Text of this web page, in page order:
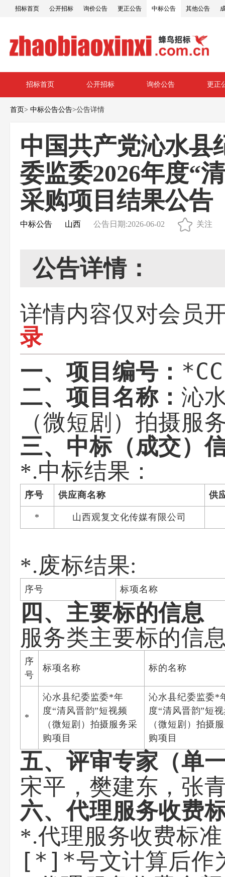
招标首页 公开招标 询价公告 更正公告 中标公告 其他公告
招标首页 公开招标 询价公告 更正
首页> 中标公告公告>公告详情
中国共产党沁水县
委监委2026年度“
采购项目结果公告
中标公告 山西 公告日期:2026-06-02 关注
公告详情：
详情内容仅对会员
录
一、项目编号：
二、项目名称：沁
（微短剧）拍摄服
三、中标（成交）
*.中标结果：
序号 供应商名称 供
* 山西观复文化传媒有限公司
*.废标结果:
序号 标项名称
四、主要标的信息
服务类主要标的信
序
号
标项名称 标的名称
*
沁水县纪委监委*年
度“清风晋韵”短视频
（微短剧）拍摄服务采
购项目
沁水县纪委监委*
度“清风晋韵”短
（微短剧）拍摄
购项目
五、评审专家（单
宋平，樊建东，张
六、代理服务收费
*.代理服务收费标
[*]*号文计算后作